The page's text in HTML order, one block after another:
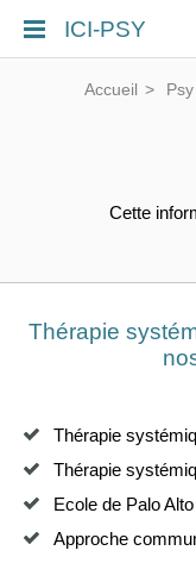
ICI-PSY
Accueil
Cette
Thérapie
Thérapie
Thérapie
Ecole de Palo Alto
Approche